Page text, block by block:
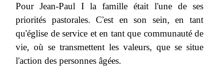
Pour Jean-Paul I la famille était l'une de ses
priorités pastorales. C'est en son sein, en tant
qu'église de service et en tant que communauté de
vie, où se transmettent les valeurs, que se situe
l'action des personnes âgées.